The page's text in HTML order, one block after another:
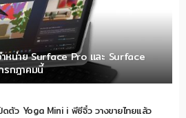
ำหน่าย Surface Pro และ Surface
รกฎาคมนี้
ปิดตัว Yoga Mini i พีซีจิ๋ว วางขายไทยแล้ว